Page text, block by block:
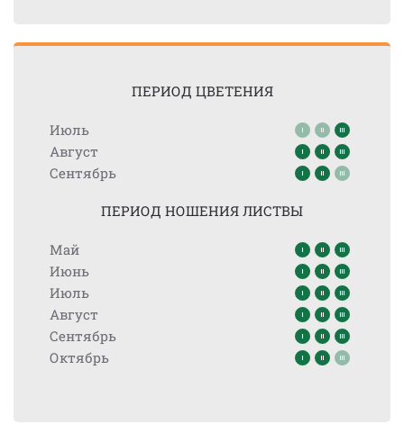
ПЕРИОД ЦВЕТЕНИЯ
Июль
Август
Сентябрь
ПЕРИОД НОШЕНИЯ ЛИСТВЫ
Май
Июнь
Июль
Август
Сентябрь
Октябрь